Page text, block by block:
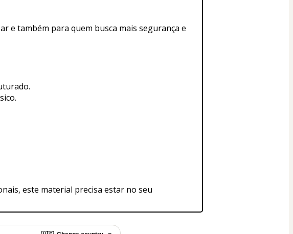
e também para quem busca mais segurança e
este material precisa estar no seu